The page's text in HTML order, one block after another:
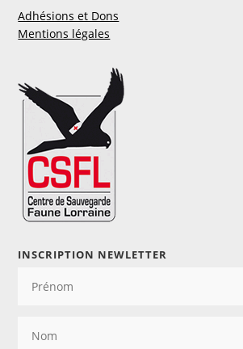
Adhésions et Dons
Mentions légales
INSCRIPTION NEWLETTER